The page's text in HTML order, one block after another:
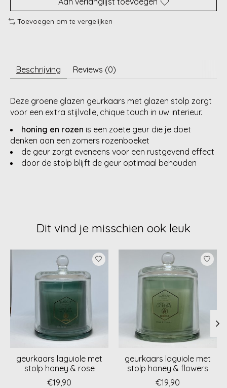
Toevoegen om te vergelijken
Beschrijving Reviews (0)
Deze groene glazen geurkaars met glazen stolp zorgt
voor een extra stijlvolle, chique touch in uw interieur.
honing en rozen is een zoete geur die je doet
denken aan een zomers rozenboeket
de geur zorgt eveneens voor een rustgevend effect
door de stolp blijft de geur optimaal behouden
Dit vind je misschien ook leuk
Items van productcarrousel
geurkaars laguiole met
stolp honey & rose
€19,90
geurkaars laguiole met
stolp honey & flowers
€19,90